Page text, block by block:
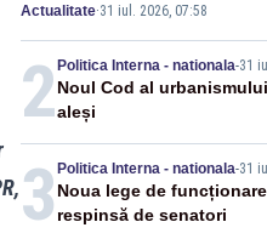
Palatul Victoria, iluminat în
Actualitate·31 iul. 2026, 07:58
2Politica Interna - nationala-31
Noul Cod al
aleși
3 Politica Interna - nationala-31
Noua lege de
respinsă de senatori